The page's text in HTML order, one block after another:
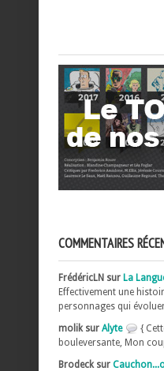
COMMENTAIRES
FrédéricLN sur La
Effectivement une
personnages qui
molik sur Alyte
{
bouleversante, Mon
Brodeck sur